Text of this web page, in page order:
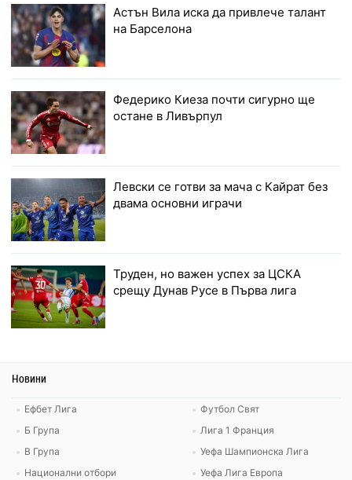
Астън Вила иска да привлече талант
на Барселона
Федерико Киеза почти сигурно ще
остане в Ливърпул
Левски се готви за мача с Кайрат без
двама основни играчи
Труден, но важен успех за ЦСКА
срещу Дунав Русе в Първа лига
Новини
Ефбет Лига
Б Група
В Група
Национални отбори
Футбол Свят
Лига 1 Франция
Уефа Шампионска Лига
Уефа Лига Европа